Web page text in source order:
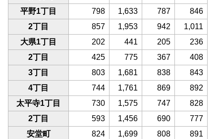
平野1丁目
798 1,633 787
846
2丁目
857 1,953 942
1,011
大県1丁目
202 441 205
236
2丁目
425 775 367
408
3丁目
803 1,681 838
843
4丁目
744 1,761 869
892
太平寺1丁目
730 1,575 747
828
2丁目
593 1,456 690
777
安堂町
824 1,699 808
891